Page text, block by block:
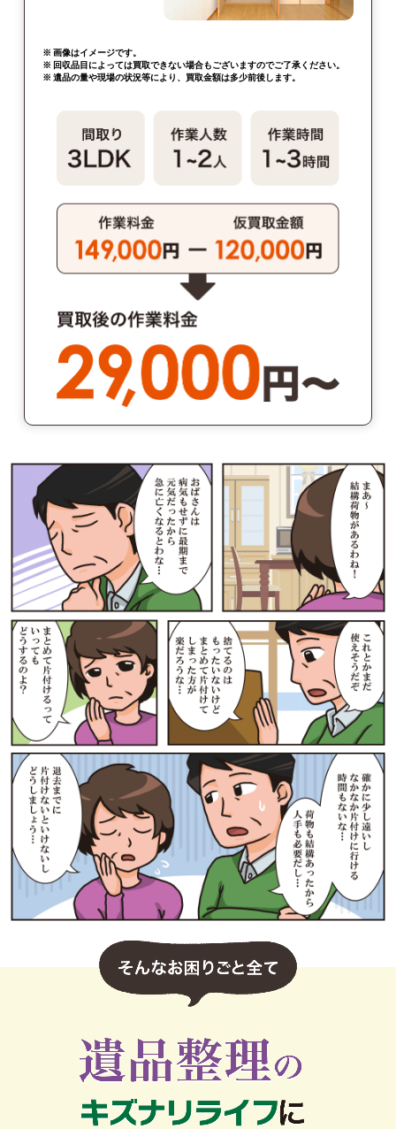
※ 画像はイメージです。
※ 回収品目によっては買取できない場合もございますのでご了承ください。
※ 遺品の量や現場の状況等により、買取金額は多少前後します。